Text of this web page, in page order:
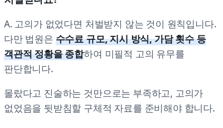
A. 고의가 없었다면 처벌받지 않는 것이 원칙입니다.
다만 법원은 수수료 규모, 지시 방식, 가담 횟수 등
객관적 정황을 종합하여 미필적 고의 유무를
판단합니다.
몰랐다고 진술하는 것만으로는 부족하고, 고의가
없었음을 뒷받침할 구체적 자료를 준비해야 합니다.